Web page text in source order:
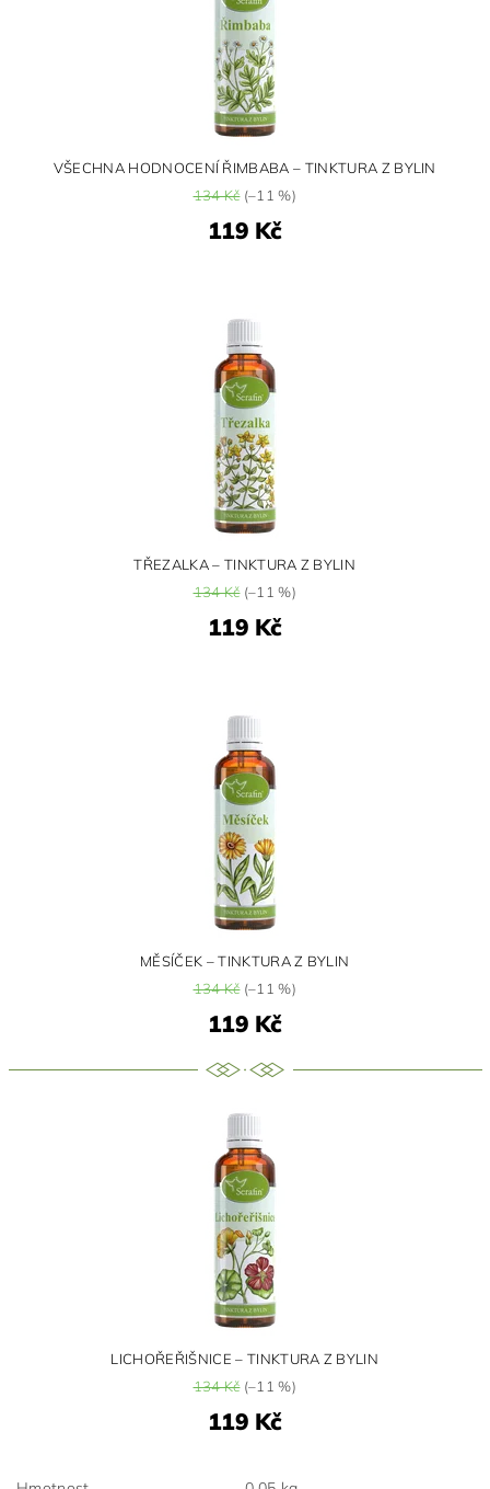
VŠECHNA HODNOCENÍ ŘIMBABA – TINKTURA Z BYLIN
134 Kč(–11 %)
119 Kč
TŘEZALKA – TINKTURA Z BYLIN
134 Kč(–11 %)
119 Kč
MĚSÍČEK – TINKTURA Z BYLIN
134 Kč(–11 %)
119 Kč
LICHOŘEŘIŠNICE – TINKTURA Z BYLIN
134 Kč(–11 %)
119 Kč